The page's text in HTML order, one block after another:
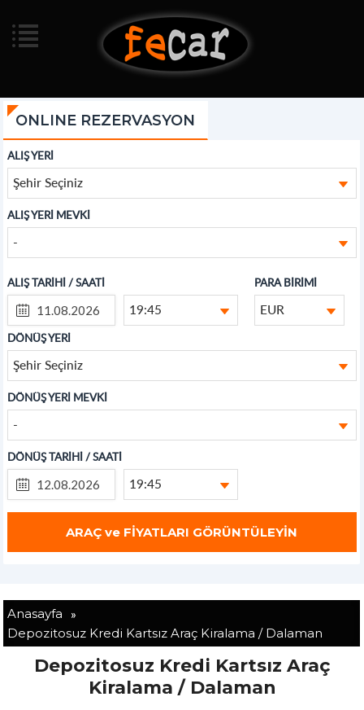
ONLINE REZERVASYON
ALIŞ YERİ
Şehir Seçiniz
ALIŞ YERİ MEVKİ
-
ALIŞ TARİHİ / SAATİ
19:45
PARA BİRİMİ
EUR
DÖNÜŞ YERİ
Şehir Seçiniz
DÖNÜŞ YERİ MEVKİ
-
DÖNÜŞ TARİHİ / SAATİ
19:45
Anasayfa »
Depozitosuz Kredi Kartsız Araç Kiralama / Dalaman
Depozitosuz Kredi Kartsız Araç
Kiralama / Dalaman